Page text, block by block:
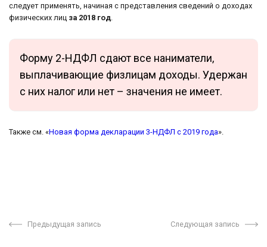
следует применять, начиная с представления сведений о доходах
физических лиц за 2018 год
Форму 2-НДФЛ сдают все наниматели,
выплачивающие физлицам доходы. Удержан
с них налог или нет – значения не имеет.
Также см. «Новая форма декларации 3-НДФЛ с 2019 года».
Предыдущая запись Следующая запись